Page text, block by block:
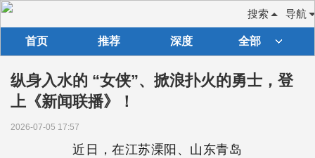
导航
搜索
首页 推荐 深度 全部
纵身入水的 “女侠”、掀浪扑火的勇士，登
上《新闻联播》！
2026-07-05 17:57
近日，在江苏溧阳、山东青岛